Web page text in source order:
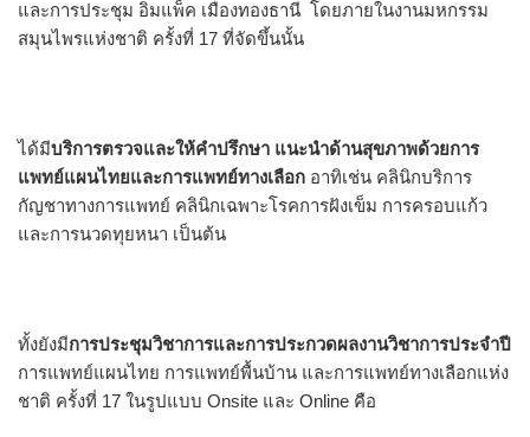
และการประชุม อิมแพ็ค เมืองทองธานี โดยภายในงานมหกรรม
สมุนไพรแห่งชาติ ครั้งที่ 17 ที่จัดขึ้นนั้น
ได้มีบริการตรวจและให้คำปรึกษา แนะนำด้านสุขภาพด้วยการ
แพทย์แผนไทยและการแพทย์ทางเลือก อาทิเช่น คลินิกบริการ
กัญชาทางการแพทย์ คลินิกเฉพาะโรคการฝังเข็ม การครอบแก้ว
และการนวดทุยหนา เป็นต้น
ทั้งยังมีการประชุมวิชาการและการประกวดผลงานวิชาการประจำปี
การแพทย์แผนไทย การแพทย์พื้นบ้าน และการแพทย์ทางเลือกแห่ง
ชาติ ครั้งที่ 17 ในรูปแบบ Onsite และ Online คือ